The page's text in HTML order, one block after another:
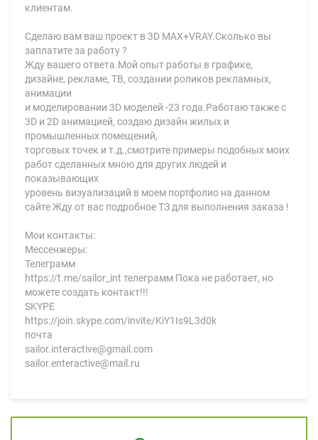
клиентам.
Сделаю вам ваш проект в 3D MAX+VRAY.Сколько вы
заплатите за работу ?
Жду вашего ответа.Мой опыт работы в графике,
дизайне, рекламе, ТВ, создании роликов рекламных,
анимации
и моделировании 3D моделей -23 года.Работаю также с
3D и 2D анимацией, создаю дизайн жилых и
промышленных помещений,
торговых точек и т.д.,смотрите примеры подобных моих
работ сделанных мною для других людей и
показывающих
уровень визуализаций в моем портфолио на данном
сайте Жду от вас подробное ТЗ для выполнения заказа !
Мои контакты:
Мессенжеры:
Телеграмм
https://t.me/sailor_int телеграмм Пока не работает, но
можете создать контакт!!!
SKYPE
https://join.skype.com/invite/KiY1Is9L3d0k
почта
sailor.interactive@gmail.com
sailor.enteractive@mail.ru